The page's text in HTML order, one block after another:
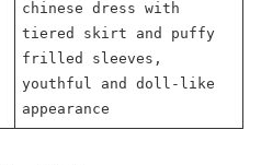
chinese dress with
tiered skirt and puffy
frilled sleeves,
youthful and doll-like
appearance